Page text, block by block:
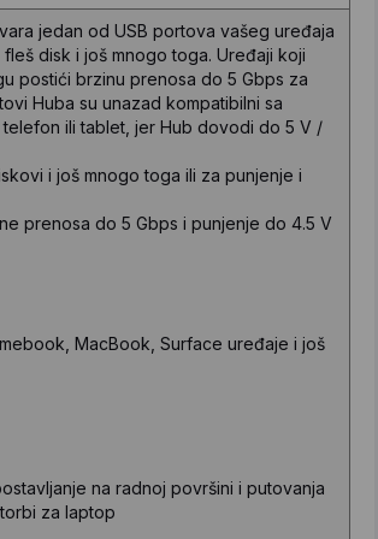
jedan od USB portova vašeg uređaja
disk i još mnogo toga. Uređaji koji
postići brzinu prenosa do 5 Gbps za
Huba su unazad kompatibilni sa
telefon ili tablet, jer Hub dovodi do 5 V /
i još mnogo toga ili za punjenje i
prenosa do 5 Gbps i punjenje do 4.5 V
MacBook, Surface uređaje i još
na radnoj površini i putovanja
za laptop